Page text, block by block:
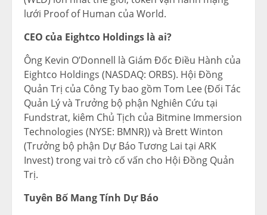
lưới Proof of Human của World.
CEO của Eightco Holdings là ai?
Ông Kevin O’Donnell là Giám Đốc Điều Hành của
Eightco Holdings (NASDAQ: ORBS). Hội Đồng
Quản Trị của Công Ty bao gồm Tom Lee (Đối Tác
Quản Lý và Trưởng bộ phận Nghiên Cứu tại
Fundstrat, kiêm Chủ Tịch của Bitmine Immersion
Technologies (NYSE: BMNR)) và Brett Winton
(Trưởng bộ phận Dự Báo Tương Lai tại ARK
Invest) trong vai trò cố vấn cho Hội Đồng Quản
Trị.
Tuyên Bố Mang Tính Dự Báo